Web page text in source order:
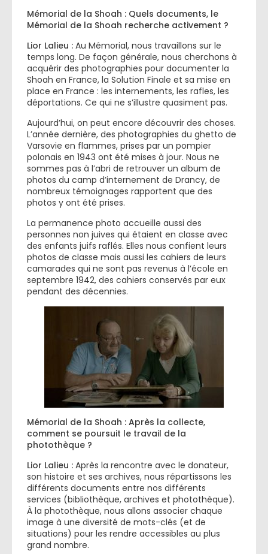
Mémorial de la Shoah : Quels documents, le
Mémorial de la Shoah recherche activement ?
Lior Lalieu : Au Mémorial, nous travaillons sur le
temps long. De façon générale, nous cherchons à
acquérir des photographies pour documenter la
Shoah en France, la Solution Finale et sa mise en
place en France : les internements, les rafles, les
déportations. Ce qui ne s’illustre quasiment pas.
Aujourd’hui, on peut encore découvrir des choses.
L’année dernière, des photographies du ghetto de
Varsovie en flammes, prises par un pompier
polonais en 1943 ont été mises à jour. Nous ne
sommes pas à l’abri de retrouver un album de
photos du camp d’internement de Drancy, de
nombreux témoignages rapportent que des
photos y ont été prises.
La permanence photo accueille aussi des
personnes non juives qui étaient en classe avec
des enfants juifs raflés. Elles nous confient leurs
photos de classe mais aussi les cahiers de leurs
camarades qui ne sont pas revenus à l’école en
septembre 1942, des cahiers conservés par eux
pendant des décennies.
Mémorial de la Shoah : Après la collecte,
comment se poursuit le travail de la
photothèque ?
Lior Lalieu : Après la rencontre avec le donateur,
son histoire et ses archives, nous répartissons les
différents documents entre nos différents
services (bibliothèque, archives et photothèque).
À la photothèque, nous allons associer chaque
image à une diversité de mots-clés (et de
situations) pour les rendre accessibles au plus
grand nombre.